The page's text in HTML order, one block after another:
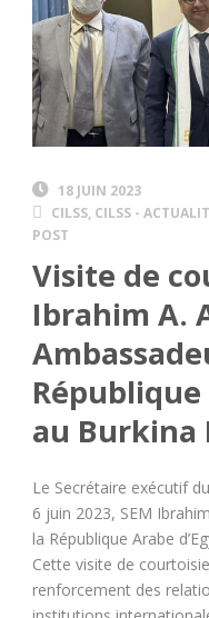
18 JUIN 2023
CILSS, CILSS -
POST
Visite de
Ibrahim A.
République
au Burkina
Le Secrétaire exécutif
6 juin 2023, SEM
la République Arabe
Cette visite de
renforcement des